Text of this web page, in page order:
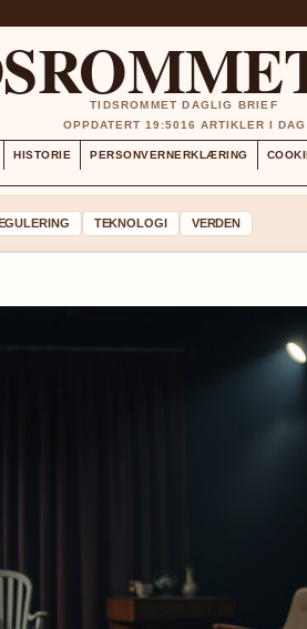
TIDSROMMET DAGLIG BRIEF
OPPDATERT 19:5016 ARTIKLER I DAG
HISTORIE PERSONVERNERKLÆRING
TEKNOLOGI VERDEN